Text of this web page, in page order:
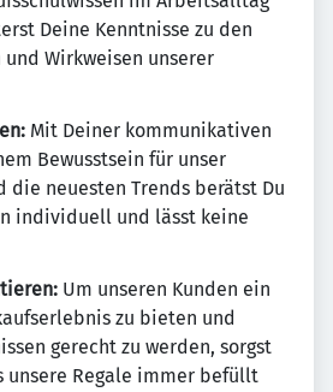
Deine Kenntnisse zu den
Wirkweisen unserer
Mit Deiner kommunikativen
Bewusstsein für unser
die neuesten Trends berätst Du
individuell und lässt keine
Um unseren Kunden ein
zu bieten und
gerecht zu werden, sorgst
unsere Regale immer befüllt